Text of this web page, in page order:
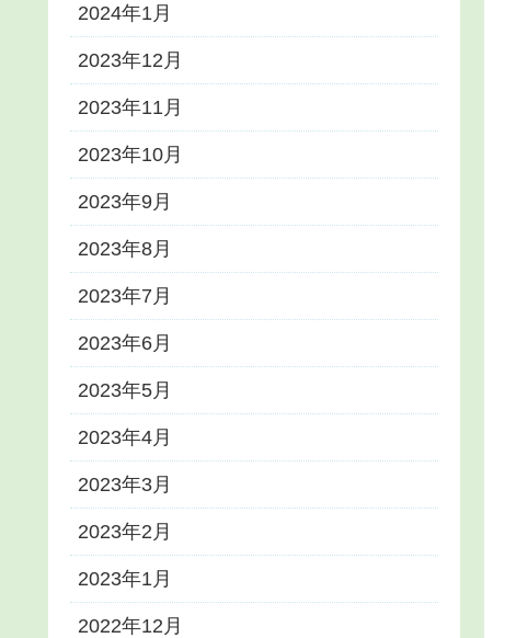
2024年1月
2023年12月
2023年11月
2023年10月
2023年9月
2023年8月
2023年7月
2023年6月
2023年5月
2023年4月
2023年3月
2023年2月
2023年1月
2022年12月